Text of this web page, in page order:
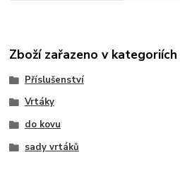
Zboží zařazeno v kategoriích
Příslušenství
Vrtáky
do kovu
sady vrtáků